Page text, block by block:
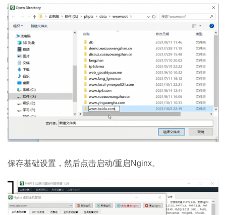
保存基础设置，然后点击启动/重启Nginx。